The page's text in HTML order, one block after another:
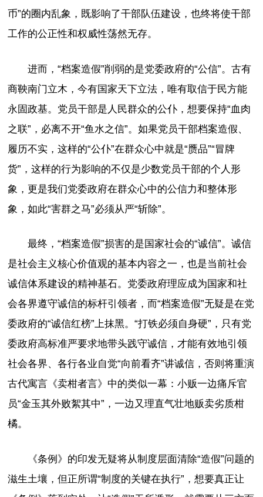
币”的圈内乱象，既影响了干部队伍建设，也终将使干部
工作的公正性和权威性荡然无存。
进而，“档案造假”削弱的是党委政府的“公信”。古有
商鞅南门立木，今有国家天下立法，唯有取信于民方能
永固政基。党员干部是人民群众的公仆，想要保持“血肉
之联”，必离不开“鱼水之信”。如果党员干部档案造假、
履历不实，这样的“公仆”在群众心中就是“赝品”“冒牌
货”，这样的行为影响的不仅是少数党员干部的个人形
象，更是我们党委政府在群众心中的公信力和整体形
象，如此“害群之马”必须从严“斩除”。
最终，“档案造假”损害的是国家社会的“诚信”。诚信
是社会主义核心价值观的基本内容之一，也是当前社会
诚信体系建设的精神基石。党委政府理应成为国家和社
会各界遵守诚信的标杆引领者，而“档案造假”无疑是在党
委政府的“诚信红榜”上抹黑。“打铁必须自身硬”，只有党
委政府高标准严要求地带头践守诚信，才能有效地引领
社会各界、各行各业自觉“向前看齐”讲诚信，否则将重演
古代寓言《卖柑者言》中的类似一幕：小贩一边痛斥官
员“金玉其外败絮其中”，一边又理直气壮地贩卖劣质柑
橘。
《条例》的印发无疑将从制度层面清除“造假”问题的
滋生土壤，但正所谓“制度的关键在执行”，想要真正让